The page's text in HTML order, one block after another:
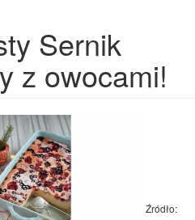
Sernik
z owocami!
Źródło: